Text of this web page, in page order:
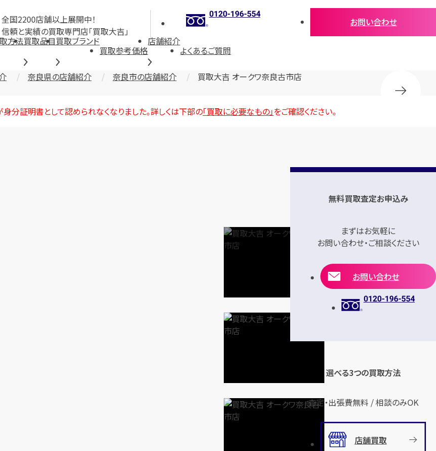
全国2200店舗以上展開中！
信頼と実績の買取専門店「買取大吉」
0120-196-554
お問い合わせ
方法買取品目買取ブランド
買取参考価格
店舗紹介
よくあるご質問
奈良県の店舗紹介 奈良市の店舗紹介 買取大吉 オークワ奈良古市店
証明書として認められなくなりました。詳しくは下部の「買取に必要なもの」をご確認ください。
無料買取査定お申込み
まずはお気軽に
お問い合わせ・ご相談ください
お問い合わせ
0120-196-554
選べる3つの買取方法
査定・出張費無料 / 相談のみOK
店舗買取